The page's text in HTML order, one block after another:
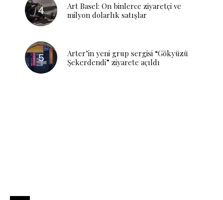
Art Basel: On binlerce ziyaretçi ve
milyon dolarlık satışlar
Arter’in yeni grup sergisi “Gökyüzü
Şekerdendi” ziyarete açıldı